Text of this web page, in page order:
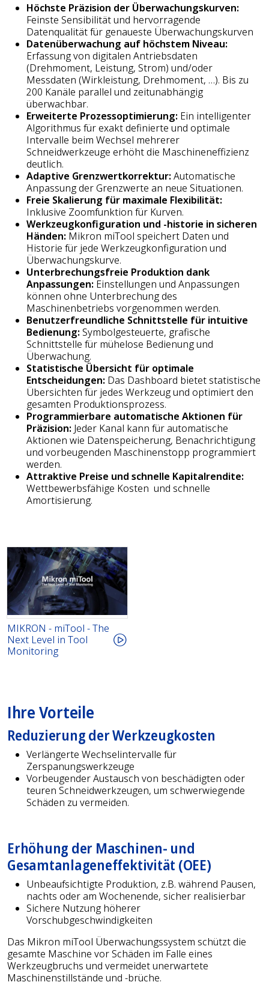
Höchste Präzision der Überwachungskurven:
Feinste Sensibilität und hervorragende
Datenqualität für genaueste Überwachungskurven
Datenüberwachung auf höchstem Niveau:
Erfassung von digitalen Antriebsdaten
(Drehmoment, Leistung, Strom) und/oder
Messdaten (Wirkleistung, Drehmoment, …). Bis zu
200 Kanäle parallel und zeitunabhängig
überwachbar.
Erweiterte Prozessoptimierung: Ein intelligenter
Algorithmus für exakt definierte und optimale
Intervalle beim Wechsel mehrerer
Schneidwerkzeuge erhöht die Maschineneffizienz
deutlich.
Adaptive Grenzwertkorrektur:Automatische
Anpassung der Grenzwerte an neue Situationen.
Freie Skalierung für maximale Flexibilität:
Inklusive Zoomfunktion für Kurven.
Werkzeugkonfiguration und -historie in sicheren
Händen: Mikron miTool speichert Daten und
Historie für jede Werkzeugkonfiguration und
Überwachungskurve.
Unterbrechungsfreie Produktion dank
Anpassungen: Einstellungen und Anpassungen
können ohne Unterbrechung des
Maschinenbetriebs vorgenommen werden.
Benutzerfreundliche Schnittstelle für intuitive
Bedienung: Symbolgesteuerte, grafische
Schnittstelle für mühelose Bedienung und
Überwachung.
Statistische Übersicht für optimale
Entscheidungen: Das Dashboard bietet statistische
Übersichten für jedes Werkzeug und optimiert den
gesamten Produktionsprozess.
Programmierbare automatische Aktionen für
Präzision: Jeder Kanal kann für automatische
Aktionen wie Datenspeicherung, Benachrichtigung
und vorbeugenden Maschinenstopp programmiert
werden.
Attraktive Preise und schnelle Kapitalrendite:
Wettbewerbsfähige Kosten und schnelle
Amortisierung.
MIKRON - miTool - The
Next Level in Tool
Monitoring
Ihre Vorteile
Reduzierung der Werkzeugkosten
Verlängerte Wechselintervalle für
Zerspanungswerkzeuge
Vorbeugender Austausch von beschädigten oder
teuren Schneidwerkzeugen, um schwerwiegende
Schäden zu vermeiden.
Erhöhung der Maschinen- und
Gesamtanlageneffektivität (OEE)
Unbeaufsichtigte Produktion, z.B. während Pausen,
nachts oder am Wochenende, sicher realisierbar
Sichere Nutzung höherer
Vorschubgeschwindigkeiten
Das Mikron miTool Überwachungssystem schützt die
gesamte Maschine vor Schäden im Falle eines
Werkzeugbruchs und vermeidet unerwartete
Maschinenstillstände und -brüche.